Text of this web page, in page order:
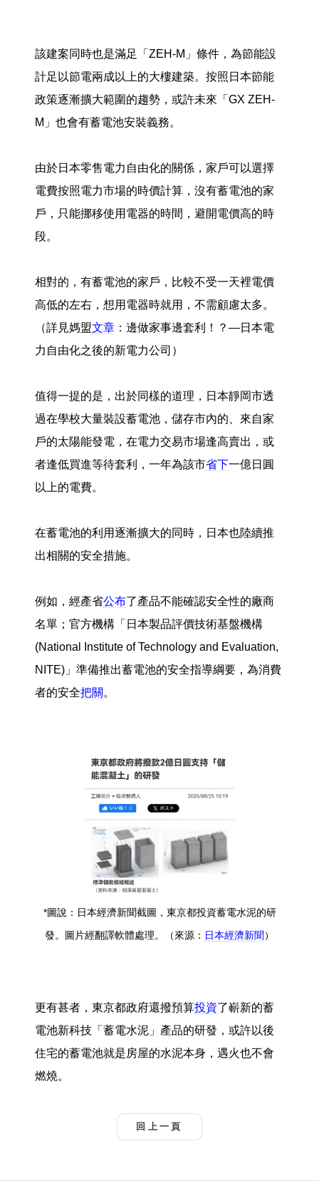
該建案同時也是滿足「ZEH-M」條件，為節能設
計足以節電兩成以上的大樓建築。按照日本節能
政策逐漸擴大範圍的趨勢，或許未來「GX ZEH-
M」也會有蓄電池安裝義務。
由於日本零售電力自由化的關係，家戶可以選擇
電費按照電力市場的時價計算，沒有蓄電池的家
戶，只能挪移使用電器的時間，避開電價高的時
段。
相對的，有蓄電池的家戶，比較不受一天裡電價
高低的左右，想用電器時就用，不需顧慮太多。
（詳見媽盟文章：邊做家事邊套利！？—日本電
力自由化之後的新電力公司）
值得一提的是，出於同樣的道理，日本靜岡市透
過在學校大量裝設蓄電池，儲存市內的、來自家
戶的太陽能發電，在電力交易市場逢高賣出，或
者逢低買進等待套利，一年為該市省下一億日圓
以上的電費。
在蓄電池的利用逐漸擴大的同時，日本也陸續推
出相關的安全措施。
例如，經產省公布了產品不能確認安全性的廠商
名單；官方機構「日本製品評價技術基盤機構
(National Institute of Technology and Evaluation,
NITE)」準備推出蓄電池的安全指導綱要，為消費
者的安全把關 。
*圖說：日本經濟新聞截圖，東京都投資蓄電水泥的研
發。圖片經翻譯軟體處理。（來源： 日本經濟新聞）
更有甚者，東京都政府還撥預算投資了嶄新的蓄
電池新科技「蓄電水泥」產品的研發，或許以後
住宅的蓄電池就是房屋的水泥本身，遇火也不會
燃燒。